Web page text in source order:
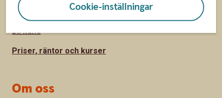
Cookie-inställningar
Hitta bankkontor
Bli kund
Priser, räntor och kurser
Om oss